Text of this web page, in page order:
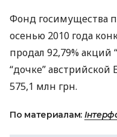
Фонд госимущества
осенью 2010 года
продал 92,79% акций
“дочке” австрийской
575,1 млн грн.
По материалам: